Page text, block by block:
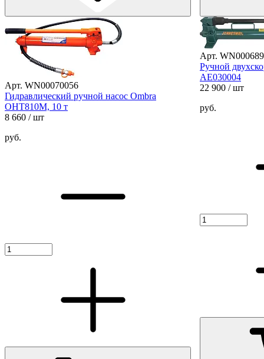
Арт. WN00070056
Гидравлический ручной насос Ombra
OHT810M, 10 т
8 660 / шт
руб.
Арт.
Ручной
AE030004
22 900 / шт
руб.